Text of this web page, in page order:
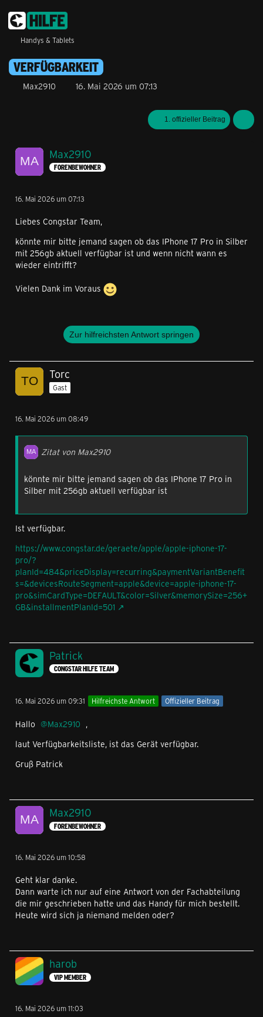
Handys & Tablets
VERFÜGBARKEIT
Max2910 16. Mai 2026 um 07:13
1. offizieller Beitrag
Max2910
FORENBEWOHNER
16. Mai 2026 um 07:13
Liebes Congstar Team,
könnte mir bitte jemand sagen ob das IPhone 17 Pro in Silber
mit 256gb aktuell verfügbar ist und wenn nicht wann es
wieder eintrifft?
Vielen Dank im Voraus
Zur hilfreichsten Antwort springen
Torc
Gast
16. Mai 2026 um 08:49
Zitat von Max2910
könnte mir bitte jemand sagen ob das IPhone 17 Pro in
Silber mit 256gb aktuell verfügbar ist
Ist verfügbar.
https://www.congstar.de/geraete/apple/apple-iphone-17-
pro/?
planId=484&priceDisplay=recurring&paymentVariantBenefit
s=&devicesRouteSegment=apple&device=apple-iphone-17-
pro&simCardType=DEFAULT&color=Silver&memorySize=256+
GB&installmentPlanId=501
Patrick
CONGSTAR HILFE TEAM
16. Mai 2026 um 09:31 Hilfreichste Antwort Offizieller Beitrag
Hallo Max2910 ,
laut Verfügbarkeitsliste, ist das Gerät verfügbar.
Gruß Patrick
Max2910
FORENBEWOHNER
16. Mai 2026 um 10:58
Geht klar danke.
Dann warte ich nur auf eine Antwort von der Fachabteilung
die mir geschrieben hatte und das Handy für mich bestellt.
Heute wird sich ja niemand melden oder?
harob
VIP MEMBER
16. Mai 2026 um 11:03